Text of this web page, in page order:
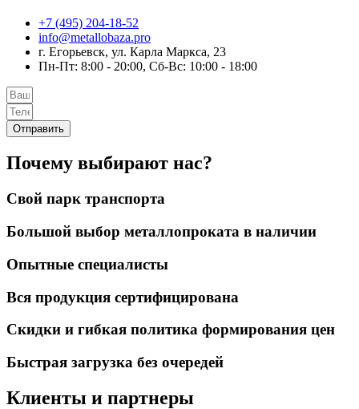
+7 (495) 204-18-52
info@metallobaza.pro
г. Егорьевск, ул. Карла Маркса, 23
Пн-Пт: 8:00 - 20:00, Сб-Вс: 10:00 - 18:00
Отправить
Почему выбирают нас?
Свой парк транспорта
Большой выбор металлопроката в наличии
Опытные специалисты
Вся продукция сертифицирована
Скидки и гибкая политика формирования цен
Быстрая загрузка без очередей
Клиенты и партнеры